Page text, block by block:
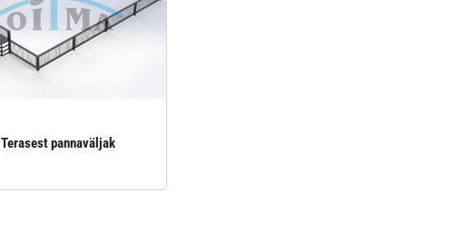
Terasest pannaväljak